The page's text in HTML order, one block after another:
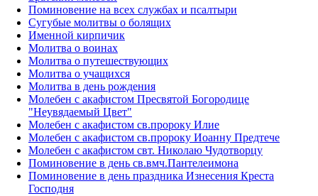
Поминовение на всех службах и псалтыри
Сугубые молитвы о болящих
Именной кирпичик
Молитва о воинах
Молитва о путешествующих
Молитва о учащихся
Молитва в день рождения
Молебен с акафистом Пресвятой Богородице
"Неувядаемый Цвет"
Молебен с акафистом св.пророку Илие
Молебен с акафистом св.пророку Иоанну Предтече
Молебен с акафистом свт. Николаю Чудотворцу
Поминовение в день св.вмч.Пантелеимона
Поминовение в день праздника Изнесения Креста
Господня